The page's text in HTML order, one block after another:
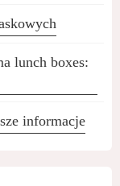
lunch boxes:
informacje